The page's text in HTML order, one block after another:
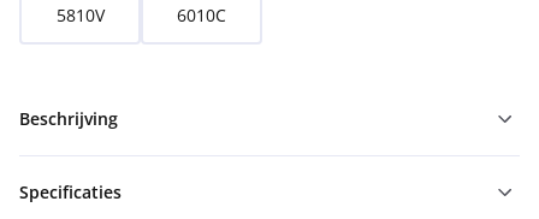
5810V 6010C
Beschrijving
Specificaties